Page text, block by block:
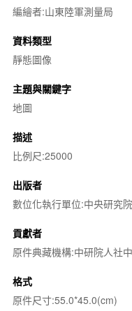
編繪者:山東陸軍測量局
資料類型
靜態圖像
主題與關鍵字
地圖
描述
比例尺:25000
出版者
數位化執行單位:中央研究
貢獻者
原件典藏機構:中研院人社
格式
原件尺寸:55.0*45.0(cm)